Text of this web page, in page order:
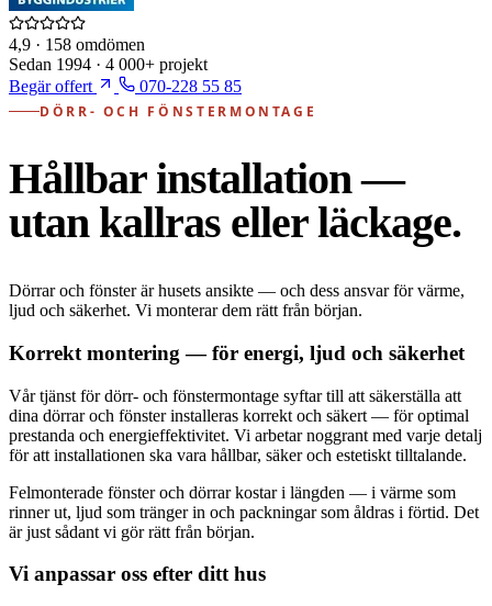
4,9 · 158 omdömen
Sedan 1994 · 4 000+ projekt
Begär offert
070-228 55 85
DÖRR- OCH FÖNSTERMONTAGE
Hållbar installation —
utan kallras eller läckage.
Dörrar och fönster är husets ansikte — och dess ansvar för värme,
ljud och säkerhet. Vi monterar dem rätt från början.
Korrekt montering — för energi, ljud och säkerhet
Vår tjänst för dörr- och fönstermontage syftar till att säkerställa att
dina dörrar och fönster installeras korrekt och säkert — för optimal
prestanda och energieffektivitet. Vi arbetar noggrant med varje detalj
för att installationen ska vara hållbar, säker och estetiskt tilltalande.
Felmonterade fönster och dörrar kostar i längden — i värme som
rinner ut, ljud som tränger in och packningar som åldras i förtid. Det
är just sådant vi gör rätt från början.
Vi anpassar oss efter ditt hus